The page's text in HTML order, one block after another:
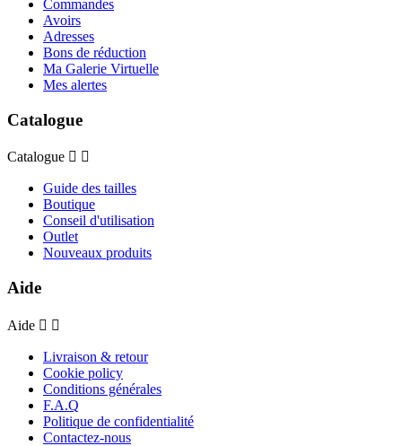
Commandes
Avoirs
Adresses
Bons de réduction
Ma Galerie Virtuelle
Mes alertes
Catalogue
Catalogue  
Guide des tailles
Boutique
Conseil d'utilisation
Outlet
Nouveaux produits
Aide
Aide  
Livraison & retour
Cookie policy
Conditions générales
F.A.Q
Politique de confidentialité
Contactez-nous